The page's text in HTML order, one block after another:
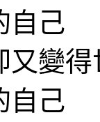
自己
又變得
自己